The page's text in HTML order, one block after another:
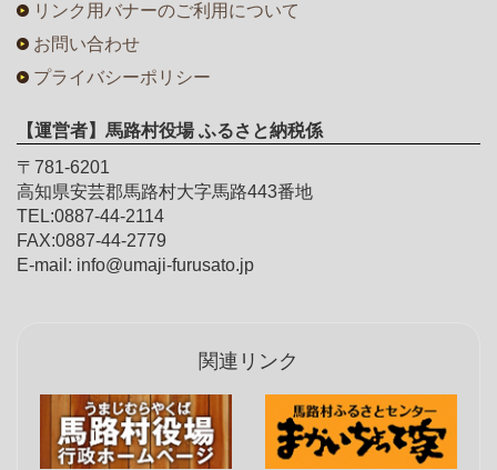
リンク用バナーのご利用について
お問い合わせ
プライバシーポリシー
【運営者】馬路村役場 ふるさと納税係
〒781-6201
高知県安芸郡馬路村大字馬路443番地
TEL:0887-44-2114
FAX:0887-44-2779
E-mail: info@umaji-furusato.jp
関連リンク